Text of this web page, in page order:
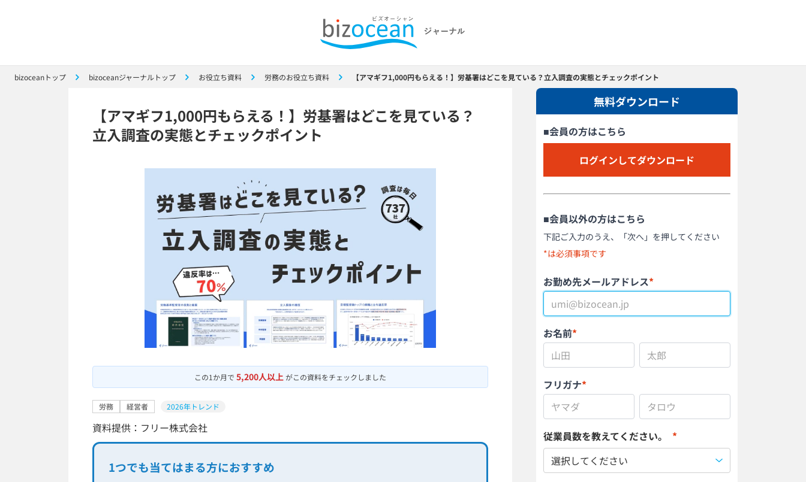
bizoceanトップ bizoceanジャーナルトップ お役立ち資料 労務のお役立ち資料 【アマギフ1,000円もらえる！】労基署はどこを見ている？立入調査の実態とチェックポイント
【アマギフ1,000円もらえる！】労基署はどこを見ている？
立入調査の実態とチェックポイント
この1か月で 5,200人以上がこの資料をチェックしました
労務 経営者 2026年トレンド
資料提供：フリー株式会社
1つでも当てはまる方におすすめ
無料ダウンロード
■会員の方はこちら
ログインしてダウンロード
■会員以外の方はこちら
下記ご入力のうえ、「次へ」を押してください
*は必須事項です
お勤め先メールアドレス*
お名前*
フリガナ*
従業員数を教えてください。 *